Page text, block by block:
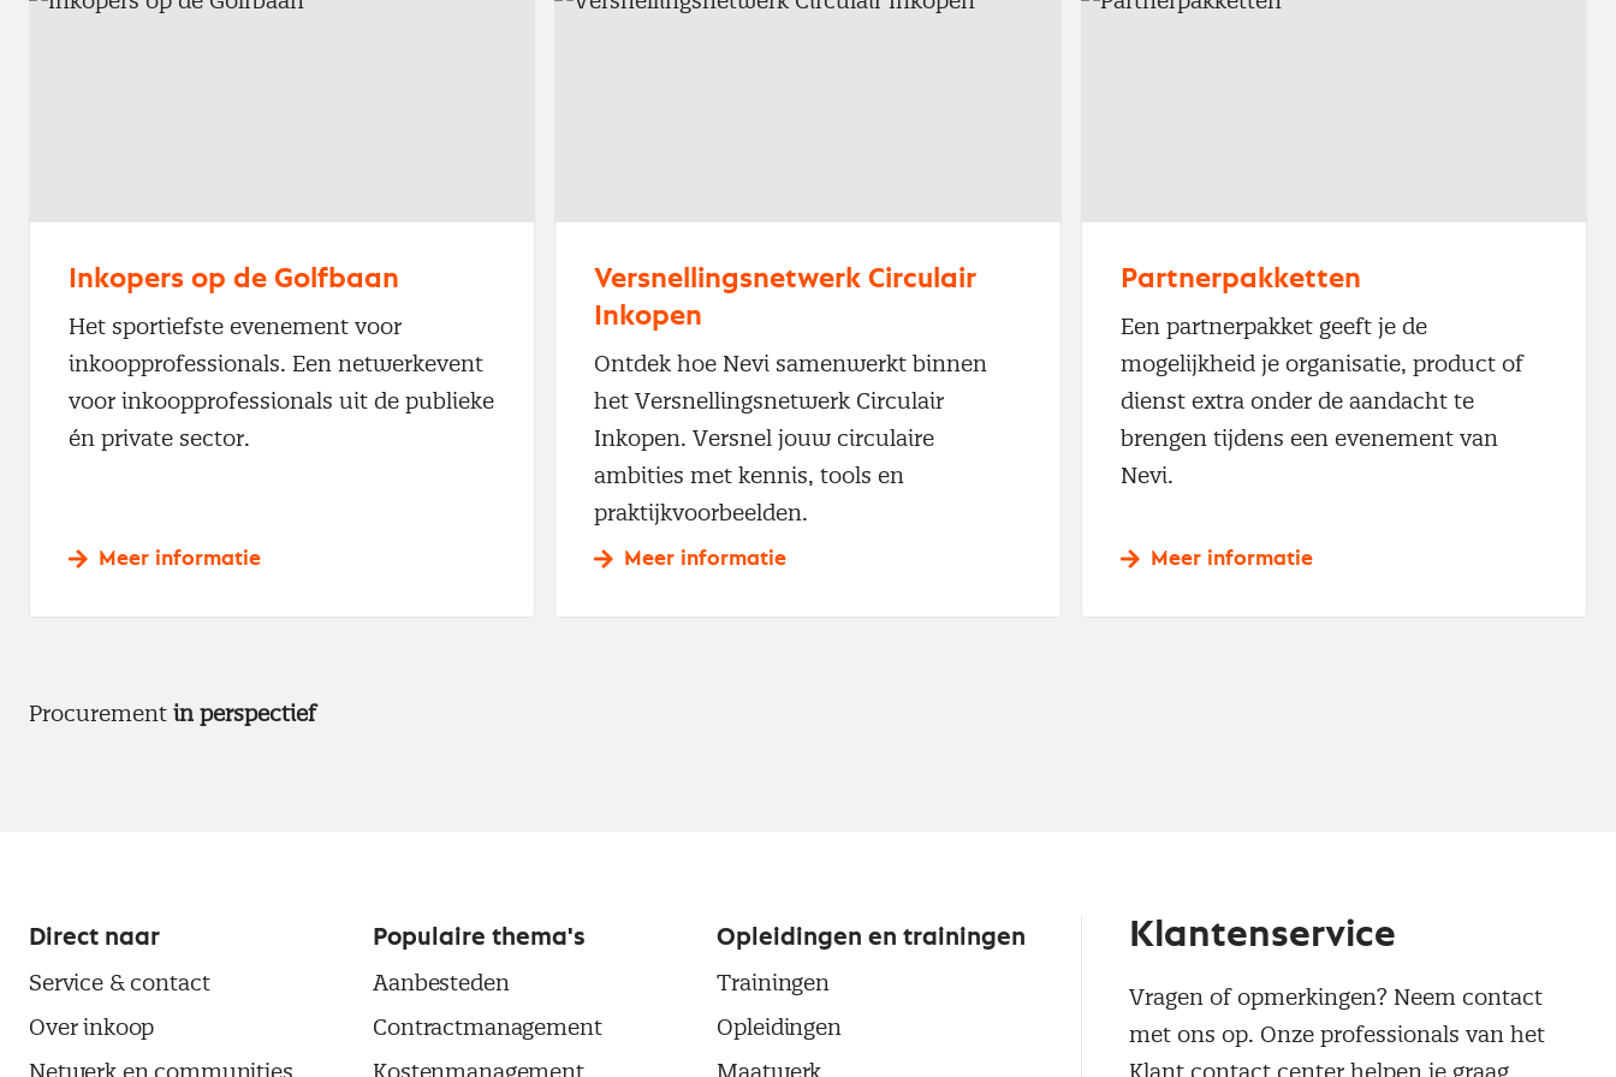
Inkopers op de Golfbaan
Het sportiefste evenement voor
inkoopprofessionals. Een netwerkevent
voor inkoopprofessionals uit de publieke
én private sector.
Meer informatie
Versnellingsnetwerk Circulair
Inkopen
Ontdek hoe Nevi samenwerkt binnen
het Versnellingsnetwerk Circulair
Inkopen. Versnel jouw circulaire
ambities met kennis, tools en
praktijkvoorbeelden.
Meer informatie
Partnerpakketten
Een partnerpakket geeft je de
mogelijkheid je organisatie, product of
dienst extra onder de aandacht te
brengen tijdens een evenement van
Nevi.
Meer informatie
Procurement in perspectief
Direct naar
Service & contact
Over inkoop
Populaire thema's
Aanbesteden
Contractmanagement
Opleidingen en trainingen
Trainingen
Opleidingen
Klantenservice
Vragen of opmerkingen? Neem contact
met ons op. Onze professionals van het